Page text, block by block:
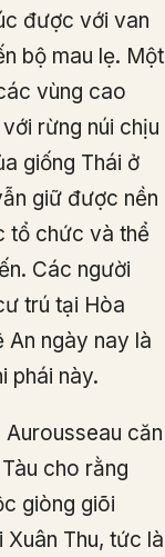
được với van
bộ mau lẹ. Một
vùng cao
rừng núi chịu
giống Thái ở
giữ được nền
tổ chức và thể
Các người
trú tại Hòa
An ngày nay là
phái này.
Aurousseau căn
cho rằng
giòng giõi
Thu, tức là